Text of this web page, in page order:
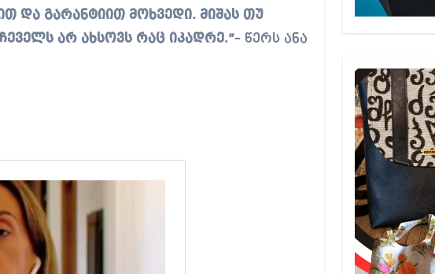
და გარანტიით მოხვედი. მიშას თუ
არ ახსოვს რაც იკადრე.”– წერს ანა